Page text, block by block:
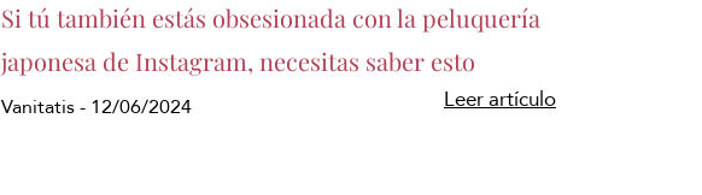
Si tú también estás obsesionada con la peluquería
japonesa de Instagram, necesitas saber esto
Vanitatis - 12/06/2024 Leer artículo